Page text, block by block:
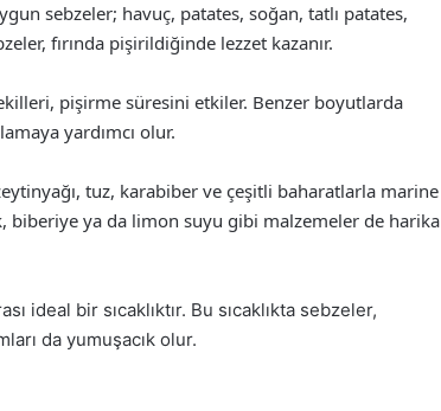
sebzeler; havuç, patates, soğan, tatlı patates,
fırında pişirildiğinde lezzet kazanır.
pişirme süresini etkiler. Benzer boyutlarda
yardımcı olur.
tuz, karabiber ve çeşitli baharatlarla marine
biberiye ya da limon suyu gibi malzemeler de harika
ideal bir sıcaklıktır. Bu sıcaklıkta sebzeler,
da yumuşacık olur.